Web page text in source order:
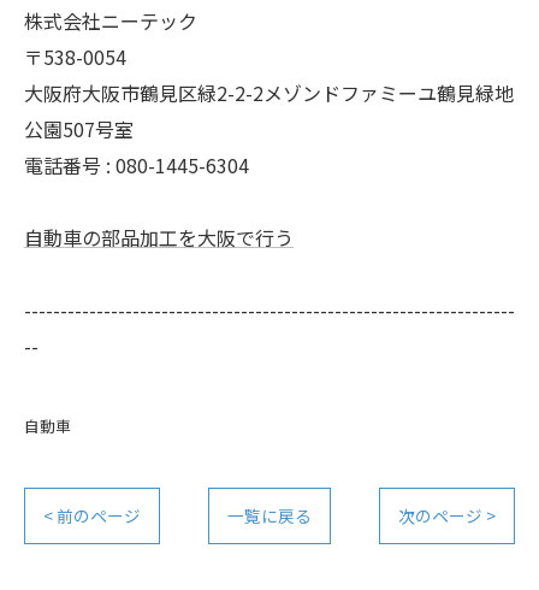
株式会社ニーテック
〒538-0054
大阪府大阪市鶴見区緑2-2-2メゾンドファミーユ鶴見緑地
公園507号室
電話番号 : 080-1445-6304
自動車の部品加工を大阪で行う
--------------------------------------------------------------------
--
自動車
< 前のページ 一覧に戻る 次のページ >